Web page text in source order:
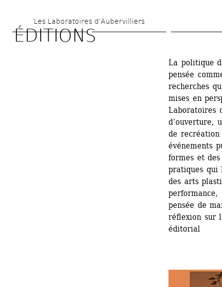
au
contenu
Les Laboratoires d’Aubervilliers
ÉDITIONS
La politique
pensée
recherches
mises en
Laboratoires
d’ouverture,
de recréation
événements
formes et
pratiques qui
des arts
pensée de
réflexion sur
éditorial